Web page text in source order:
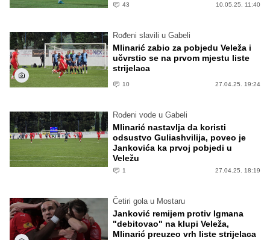
43 10.05.25. 11:40
Rođeni slavili u Gabeli
Mlinarić zabio za pobjedu Veleža i
učvrstio se na prvom mjestu liste
strijelaca
10 27.04.25. 19:24
Rođeni vode u Gabeli
Mlinarić nastavlja da koristi
odsustvo Guliashvilija, poveo je
Jankovića ka prvoj pobjedi u
Veležu
1 27.04.25. 18:19
Četiri gola u Mostaru
Janković remijem protiv Igmana
"debitovao" na klupi Veleža,
Mlinarić preuzeo vrh liste strijelaca